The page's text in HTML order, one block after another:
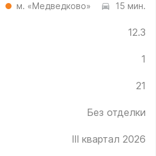
м. «Медведково» 15 мин.
12.3
1
21
Без отделки
III квартал 2026